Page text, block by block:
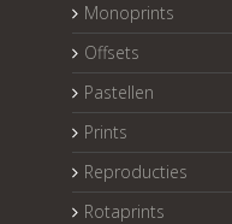
Monoprints
Offsets
Pastellen
Prints
Reproducties
Rotaprints